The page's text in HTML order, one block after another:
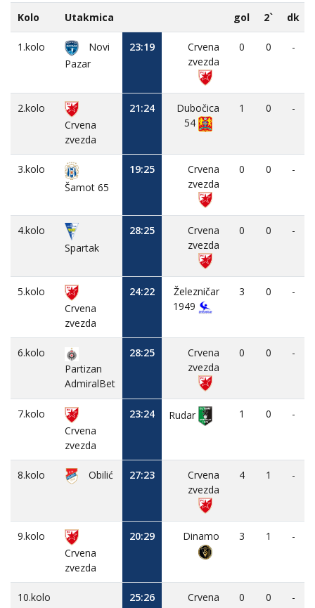
Kolo Utakmica gol 2` dk
1.kolo
Novi
Pazar
23:19
Crvena
zvezda
0 0 -
2.kolo
Crvena
zvezda
21:24
Dubočica
54
1 0 -
3.kolo
Šamot 65
19:25
Crvena
zvezda
0 0 -
4.kolo
Spartak
28:25
Crvena
zvezda
0 0 -
5.kolo
Crvena
zvezda
24:22
Železničar
1949
3 0 -
6.kolo
Partizan
AdmiralBet
28:25
Crvena
zvezda
0 0 -
7.kolo
Crvena
zvezda
23:24 Rudar 1 0 -
8.kolo Obilić 27:23
Crvena
zvezda
4 1 -
9.kolo
Crvena
zvezda
20:29 Dinamo 3 1 -
10.kolo
25:26
Crvena
0 0 -